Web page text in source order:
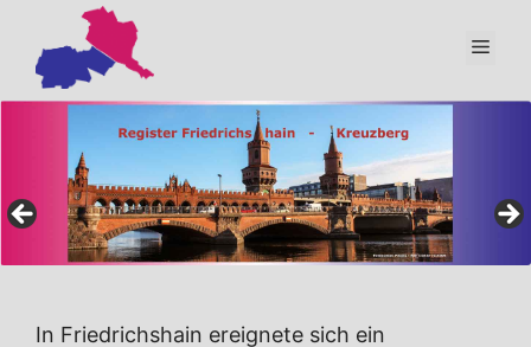
Inhalt
springen
In Friedrichshain ereignete sich ein